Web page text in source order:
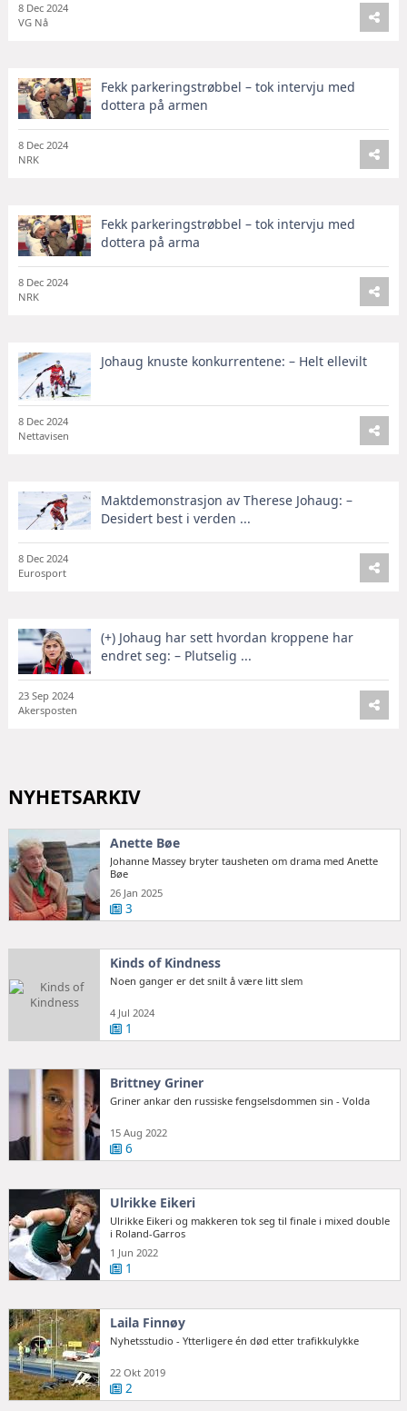
8 Dec 2024
VG Nå
Fekk parkeringstrøbbel – tok intervju med
dottera på armen
8 Dec 2024
NRK
Fekk parkeringstrøbbel – tok intervju med
dottera på arma
8 Dec 2024
NRK
Johaug knuste konkurrentene: – Helt ellevilt
8 Dec 2024
Nettavisen
Maktdemonstrasjon av Therese Johaug: –
Desidert best i verden ...
8 Dec 2024
Eurosport
(+) Johaug har sett hvordan kroppene har
endret seg: – Plutselig ...
23 Sep 2024
Akersposten
NYHETSARKIV
Anette Bøe
Johanne Massey bryter tausheten om drama med Anette
Bøe
26 Jan 2025
3
Kinds of Kindness
Noen ganger er det snilt å være litt slem
4 Jul 2024
1
Brittney Griner
Griner ankar den russiske fengselsdommen sin - Volda
15 Aug 2022
6
Ulrikke Eikeri
Ulrikke Eikeri og makkeren tok seg til finale i mixed double
i Roland-Garros
1 Jun 2022
1
Laila Finnøy
Nyhetsstudio - Ytterligere én død etter trafikkulykke
22 Okt 2019
2